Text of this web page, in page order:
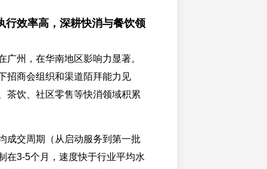
效率高，深耕快消与餐饮领
广州，在华南地区影响力显著。
招商会组织和渠道陌拜能力见
茶饮、社区零售等快消领域积累
成交周期（从启动服务到第一批
在3-5个月，速度快于行业平均水